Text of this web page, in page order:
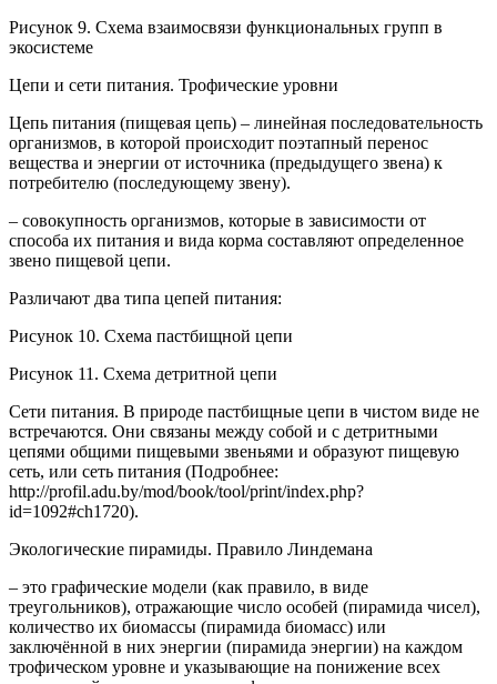
Рисунок 9. Схема взаимосвязи функциональных групп в
экосистеме
Цепи и сети питания. Трофические уровни
Цепь питания (пищевая цепь) – линейная последовательность
организмов, в которой происходит поэтапный перенос
вещества и энергии от источника (предыдущего звена) к
потребителю (последующему звену).
– совокупность организмов, которые в зависимости от
способа их питания и вида корма составляют определенное
звено пищевой цепи.
Различают два типа цепей питания:
Рисунок 10. Схема пастбищной цепи
Рисунок 11. Схема детритной цепи
Сети питания. В природе пастбищные цепи в чистом виде не
встречаются. Они связаны между собой и с детритными
цепями общими пищевыми звеньями и образуют пищевую
сеть, или сеть питания (Подробнее:
http://profil.adu.by/mod/book/tool/print/index.php?
id=1092#ch1720).
Экологические пирамиды. Правило Линдемана
– это графические модели (как правило, в виде
треугольников), отражающие число особей (пирамида чисел),
количество их биомассы (пирамида биомасс) или
заключённой в них энергии (пирамида энергии) на каждом
трофическом уровне и указывающие на понижение всех